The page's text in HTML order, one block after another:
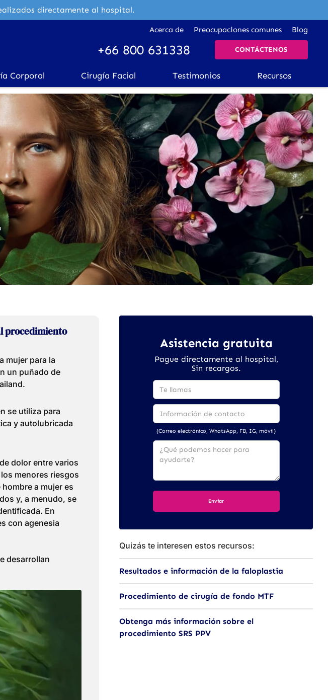
directamente al hospital.
Acerca de Preocupaciones comunes Blog
+66 800 631338 CONTÁCTENOS
Corporal Cirugía Facial Testimonios Recursos
procedimiento
mujer para la
un puñado de
se utiliza para
y autolubricada
dolor entre varios
menores riesgos
a mujer es
y, a menudo, se
En
con agenesia
desarrollan
Asistencia gratuita
Pague directamente al hospital,
Sin recargos.
(Correo electrónico, WhatsApp, FB, IG, móvil)
Quizás te interesen estos recursos:
Resultados e información de la faloplastia
Procedimiento de cirugía de fondo MTF
Obtenga más información sobre el
procedimiento SRS PPV